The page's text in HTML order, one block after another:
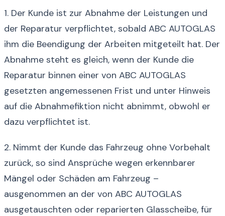
1. Der Kunde ist zur Abnahme der Leistungen und
der Reparatur verpflichtet, sobald ABC AUTOGLAS
ihm die Beendigung der Arbeiten mitgeteilt hat. Der
Abnahme steht es gleich, wenn der Kunde die
Reparatur binnen einer von ABC AUTOGLAS
gesetzten angemessenen Frist und unter Hinweis
auf die Abnahmefiktion nicht abnimmt, obwohl er
dazu verpflichtet ist.
2. Nimmt der Kunde das Fahrzeug ohne Vorbehalt
zurück, so sind Ansprüche wegen erkennbarer
Mängel oder Schäden am Fahrzeug –
ausgenommen an der von ABC AUTOGLAS
ausgetauschten oder reparierten Glasscheibe, für